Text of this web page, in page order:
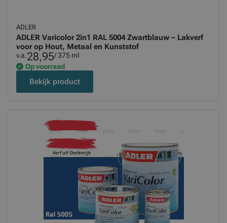
ADLER
ADLER Varicolor 2in1 RAL 5004 Zwartblauw – Lakverf
voor op Hout, Metaal en Kunststof
v.a.28,95/ 375 ml
Op voorraad
Bekijk product